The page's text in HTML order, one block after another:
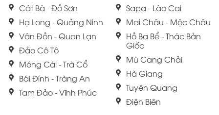
Cát Bà - Đồ Sơn
Hạ Long - Quảng Ninh
Vân Đồn - Quan Lạn
Đảo Cô Tô
Móng Cái - Trà Cổ
Bái Đính - Tràng An
Tam Đảo - Vĩnh Phúc
Sapa - Lào Cai
Mai Châu - Mộc Châu
Hồ Ba Bể - Thác Bản
Giốc
Mù Cang Chải
Hà Giang
Tuyên Quang
Điện Biên